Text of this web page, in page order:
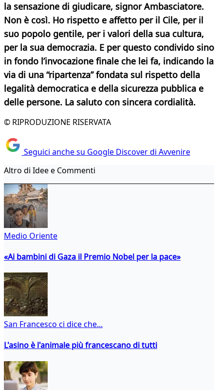
la sensazione di giudicare, signor Ambasciatore.
Non è così. Ho rispetto e affetto per il Cile, per il
suo popolo gentile, per i valori della sua cultura,
per la sua democrazia. E per questo condivido sino
in fondo l’invocazione finale che lei fa, indicando la
via di una “ripartenza” fondata sul rispetto della
legalità democratica e della sicurezza pubblica e
delle persone. La saluto con sincera cordialità.
© RIPRODUZIONE RISERVATA
Seguici anche su Google Discover di Avvenire
Altro di Idee e Commenti
Medio Oriente
«Ai bambini di Gaza il Premio Nobel per la pace»
San Francesco ci dice che...
L'asino è l'animale più francescano di tutti